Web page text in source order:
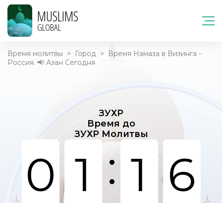
MUSLIMS
GLOBAL
Время молитвы > Город >
Время Намаза в Визинга -
Россия. 📢 Азан Сегодня
ЗУХР
Время до
ЗУХР Молитвы
0 1 : 1 6